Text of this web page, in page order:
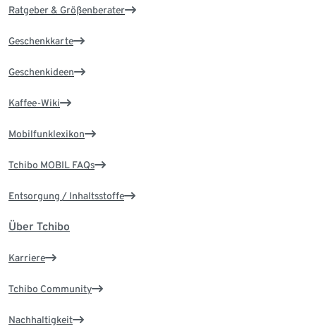
Ratgeber & Größenberater
Geschenkkarte
Geschenkideen
Kaffee-Wiki
Mobilfunklexikon
Tchibo MOBIL FAQs
Entsorgung / Inhaltsstoffe
Über Tchibo
Karriere
Tchibo Community
Nachhaltigkeit